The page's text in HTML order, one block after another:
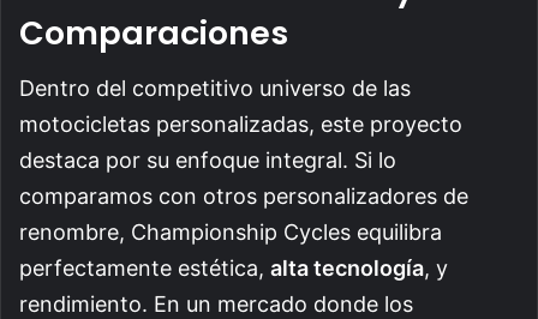
Comparaciones
Dentro del competitivo universo de las
motocicletas personalizadas, este proyecto
destaca por su enfoque integral. Si lo
comparamos con otros personalizadores de
renombre, Championship Cycles equilibra
perfectamente estética, alta tecnología, y
rendimiento. En un mercado donde los